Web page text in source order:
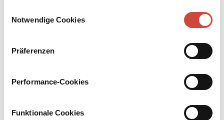
Notwendige Cookies
Präferenzen
Performance-Cookies
Funktionale Cookies
Auch erhältlich als